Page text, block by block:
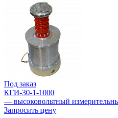
Под заказ
КГИ-30-1-1000
— высоковольтный
Запросить цену